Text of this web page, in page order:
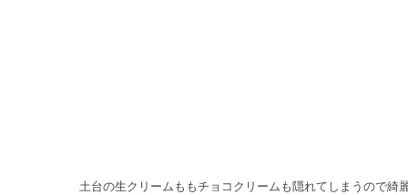
土台の生クリームももチョコクリームも隠れてしまうので綺